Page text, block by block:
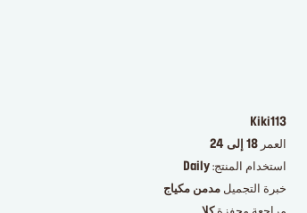
Kiki113
العمر 18 إلى 24
استخدام المنتج: Daily
خبرة التجميل مدمن مكياج